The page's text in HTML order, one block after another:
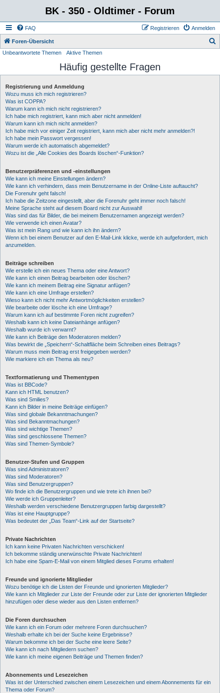
BK - 350 - Oldtimer - Forum
FAQ Anmelden
Registrieren
Foren-Übersicht
h
Unbeantwortete Themen Aktive Themen
Häufig gestellte Fragen
Registrierung und Anmeldung
Wozu muss ich mich registrieren?
Was ist COPPA?
Warum kann ich mich nicht registrieren?
Ich habe mich registriert, kann mich aber nicht anmelden!
Warum kann ich mich nicht anmelden?
Ich habe mich vor einiger Zeit registriert, kann mich aber nicht mehr anmelden?!
Ich habe mein Passwort vergessen!
Warum werde ich automatisch abgemeldet?
Wozu ist die „Alle Cookies des Boards löschen“-Funktion?
Benutzerpräferenzen und -einstellungen
Wie kann ich meine Einstellungen ändern?
Wie kann ich verhindern, dass mein Benutzername in der Online-Liste auftaucht?
Die Forenuhr geht falsch!
Ich habe die Zeitzone eingestellt, aber die Forenuhr geht immer noch falsch!
Meine Sprache steht auf diesem Board nicht zur Auswahl!
Was sind das für Bilder, die bei meinem Benutzernamen angezeigt werden?
Wie verwende ich einen Avatar?
Was ist mein Rang und wie kann ich ihn ändern?
Wenn ich bei einem Benutzer auf den E-Mail-Link klicke, werde ich aufgefordert, mich
anzumelden.
Beiträge schreiben
Wie erstelle ich ein neues Thema oder eine Antwort?
Wie kann ich einen Beitrag bearbeiten oder löschen?
Wie kann ich meinem Beitrag eine Signatur anfügen?
Wie kann ich eine Umfrage erstellen?
Wieso kann ich nicht mehr Antwortmöglichkeiten erstellen?
Wie bearbeite oder lösche ich eine Umfrage?
Warum kann ich auf bestimmte Foren nicht zugreifen?
Weshalb kann ich keine Dateianhänge anfügen?
Weshalb wurde ich verwarnt?
Wie kann ich Beiträge den Moderatoren melden?
Was bewirkt die „Speichern“-Schaltfläche beim Schreiben eines Beitrags?
Warum muss mein Beitrag erst freigegeben werden?
Wie markiere ich ein Thema als neu?
Textformatierung und Thementypen
Was ist BBCode?
Kann ich HTML benutzen?
Was sind Smilies?
Kann ich Bilder in meine Beiträge einfügen?
Was sind globale Bekanntmachungen?
Was sind Bekanntmachungen?
Was sind wichtige Themen?
Was sind geschlossene Themen?
Was sind Themen-Symbole?
Benutzer-Stufen und Gruppen
Was sind Administratoren?
Was sind Moderatoren?
Was sind Benutzergruppen?
Wo finde ich die Benutzergruppen und wie trete ich ihnen bei?
Wie werde ich Gruppenleiter?
Weshalb werden verschiedene Benutzergruppen farbig dargestellt?
Was ist eine Hauptgruppe?
Was bedeutet der „Das Team“-Link auf der Startseite?
Private Nachrichten
Ich kann keine Privaten Nachrichten verschicken!
Ich bekomme ständig unerwünschte Private Nachrichten!
Ich habe eine Spam-E-Mail von einem Mitglied dieses Forums erhalten!
Freunde und ignorierte Mitglieder
Wozu benötige ich die Listen der Freunde und ignorierten Mitglieder?
Wie kann ich Mitglieder zur Liste der Freunde oder zur Liste der ignorierten Mitglieder
hinzufügen oder diese wieder aus den Listen entfernen?
Die Foren durchsuchen
Wie kann ich ein Forum oder mehrere Foren durchsuchen?
Weshalb erhalte ich bei der Suche keine Ergebnisse?
Warum bekomme ich bei der Suche eine leere Seite?
Wie kann ich nach Mitgliedern suchen?
Wie kann ich meine eigenen Beiträge und Themen finden?
Abonnements und Lesezeichen
Was ist der Unterschied zwischen einem Lesezeichen und einem Abonnements für ein
Thema oder Forum?